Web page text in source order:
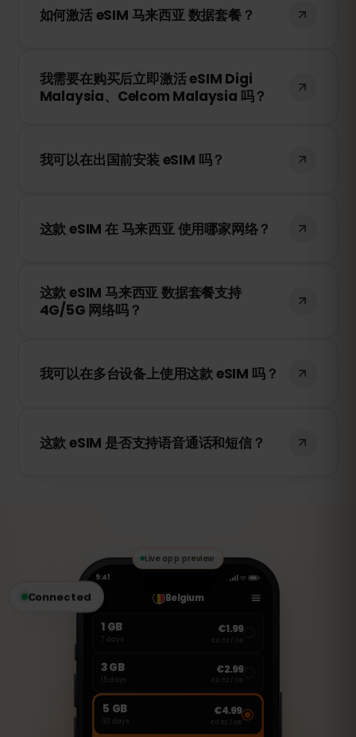
或 WiFi 热点与其他设备共享您的移动数据。
如何激活 eSIM 马来西亚 数据套餐？
设备 eSIM 设置中扫描二维码，即可立即激
活，无需更换 SIM 卡！
我需要在购买后立即激活 eSIM Digi
Malaysia、Celcom Malaysia 吗？
首次连接到 Digi Malaysia、Celcom
我可以在出国前安装 eSIM 吗？
保顺利使用。但是请注意，不要在 马来西亚
这款 eSIM 在 马来西亚 使用哪家网络？
络，例如 Digi Malaysia、Celcom
Malaysia，为您提供稳定快速的移动互联网
这款 eSIM 马来西亚 数据套餐支持
4G/5G 网络吗？
马来西亚 提供 5G 网络的地区支持 5G，确
我可以在多台设备上使用这款 eSIM 吗？
用。如果您更换设备，则需要购买新的
这款 eSIM 是否支持语音通话和短信？